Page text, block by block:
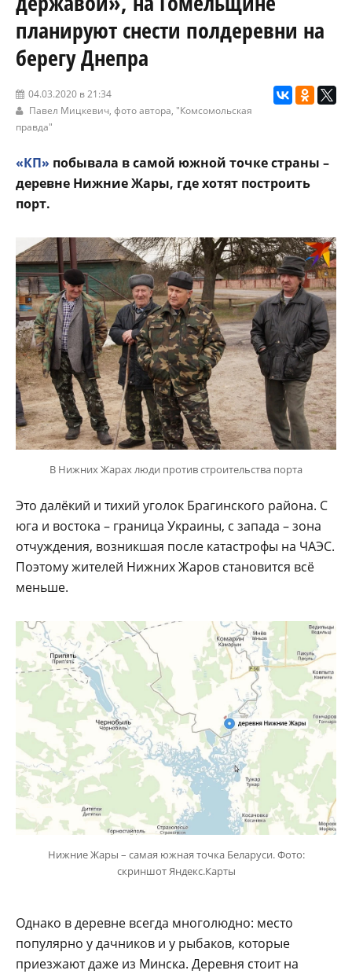
планируют снести полдеревни на
берегу Днепра
04.03.2020 в 21:34
Павел Мицкевич, фото автора, "Комсомольская
правда"
«КП» побывала в самой южной точке страны –
деревне Нижние Жары, где хотят построить
порт.
В Нижних Жарах люди против строительства порта
Это далёкий и тихий уголок Брагинского района. С
юга и востока – граница Украины, с запада – зона
отчуждения, возникшая после катастрофы на ЧАЭС.
Поэтому жителей Нижних Жаров становится всё
меньше.
Нижние Жары – самая южная точка Беларуси. Фото:
скриншот Яндекс.Карты
Однако в деревне всегда многолюдно: место
популярно у дачников и у рыбаков, которые
приезжают даже из Минска. Деревня стоит на